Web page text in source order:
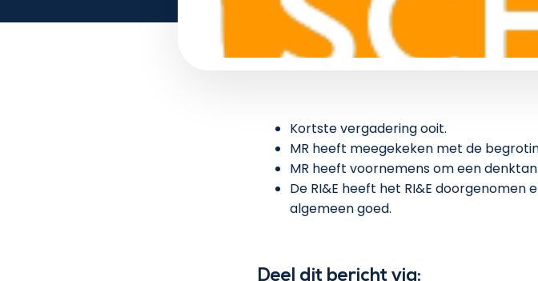
Kortste vergadering ooit.
MR heeft meegekeken met de
MR heeft voornemens om een
De RI&E heeft het RI&E doorgenomen
algemeen goed.
Deel dit bericht via: